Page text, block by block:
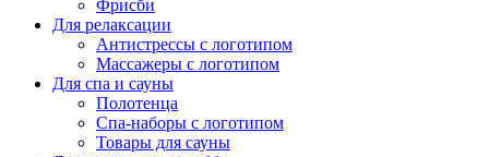
Фрисби
Для релаксации
Антистрессы с логотипом
Массажеры с логотипом
Для спа и сауны
Полотенца
Спа-наборы с логотипом
Товары для сауны